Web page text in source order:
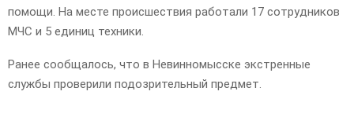
помощи. На месте происшествия работали 17 сотрудников
МЧС и 5 единиц техники.
Ранее сообщалось, что в Невинномысске экстренные
службы проверили подозрительный предмет.